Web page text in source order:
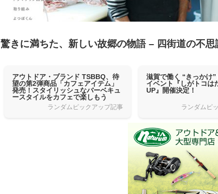
驚きに満ちた、新しい故郷の物語 – 四街道の不思
アウトドア・ブランド TSBBQ、待
望の第2弾商品「カフェアイテム」
発売！スタイリッシュなバーベキュ
ースタイルをカフェで楽しもう
ランダムピックアップ記事
滋賀で働く “きっかけ”
イベント『しがトコは
UP』開催決定！
ランダムピ